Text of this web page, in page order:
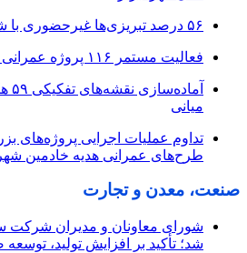
۵۶ درصد تبریزی‌ها غیرحضوری با شهرداری ارتباط دارند
فعالیت مستمر ۱۱۶ پروژه عمرانی در شرایط جنگی
میانی
تداوم عملیات اجرایی پروژه‌های
طرح‌های عمرانی هدیه خادمین
صنعت، معدن و تجارت
شورای معاونان و مدیران شرکت
شد؛ تأکید بر افزایش تولید،